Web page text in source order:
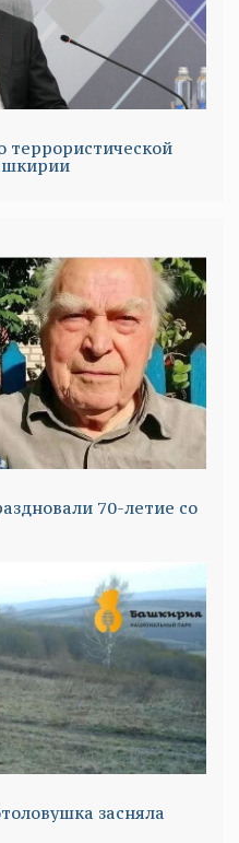
террористической
70-летие со
засняла